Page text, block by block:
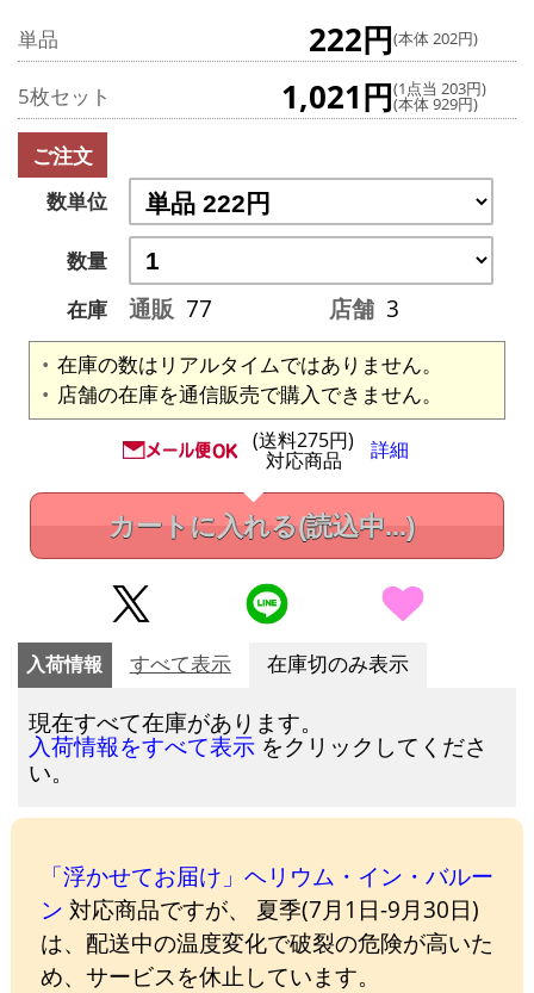
単品 222円(本体 202円)
5枚セット 1,021円(1点当 203円)
(本体 929円)
ご注文
数単位
数量
在庫
通販 77 店舗 3
在庫の数はリアルタイムではありません。
店舗の在庫を通信販売で購入できません。
(送料275円)
対応商品 詳細
カートに入れる(読込中...)
入荷情報 すべて表示 在庫切のみ表示
現在すべて在庫があります。
入荷情報をすべて表示 をクリックしてくださ
い。
「浮かせてお届け」ヘリウム・イン・バルー
ン 対応商品ですが、 夏季(7月1日-9月30日)
は、配送中の温度変化で破裂の危険が高いた
め、サービスを休止しています。